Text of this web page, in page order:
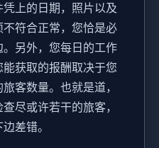
上的日期，照片以及
符合正常，您恰是必
另外，您每日的工作
获取的报酬取决于您
客数量。也就是道，
尽或许若干的旅客，
差错。